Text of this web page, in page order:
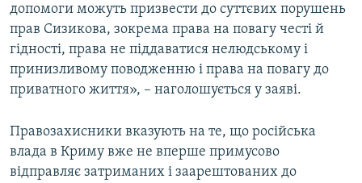
допомоги можуть призвести до суттєвих порушень
прав Сизикова, зокрема права на повагу честі й
гідності, права не піддаватися нелюдському і
принизливому поводженню і права на повагу до
приватного життя», – наголошується у заяві.
Правозахисники вказують на те, що російська
влада в Криму вже не вперше примусово
відправляє затриманих і заарештованих до